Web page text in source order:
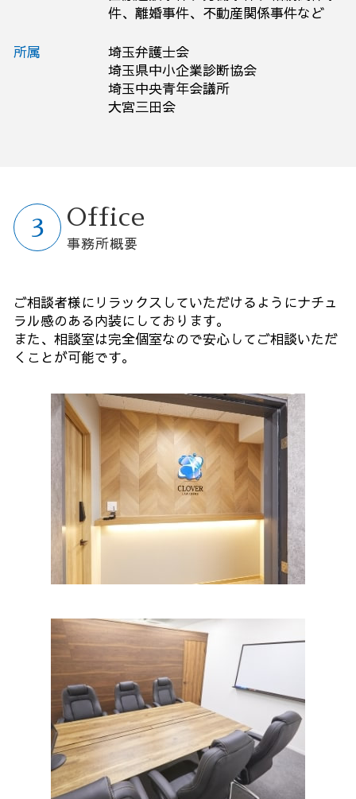
件、離婚事件、不動産関係事件など
所属
埼玉弁護士会
埼玉県中小企業診断協会
埼玉中央青年会議所
大宮三田会
Office
事務所概要
ご相談者様にリラックスしていただけるようにナチュ
ラル感のある内装にしております。
また、相談室は完全個室なので安心してご相談いただ
くことが可能です。